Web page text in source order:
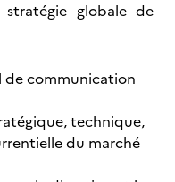
globale de
de communication
technique,
du marché